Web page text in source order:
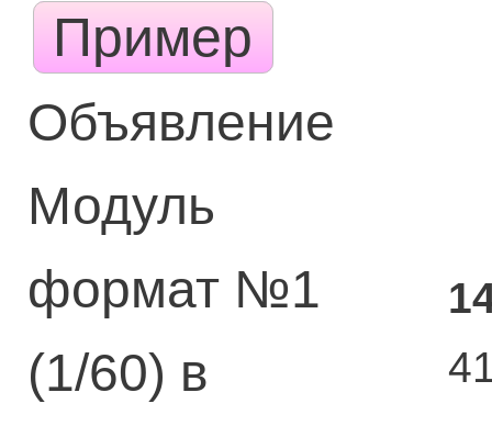
Пример
Объявление
Модуль
формат №1
(1/60) в